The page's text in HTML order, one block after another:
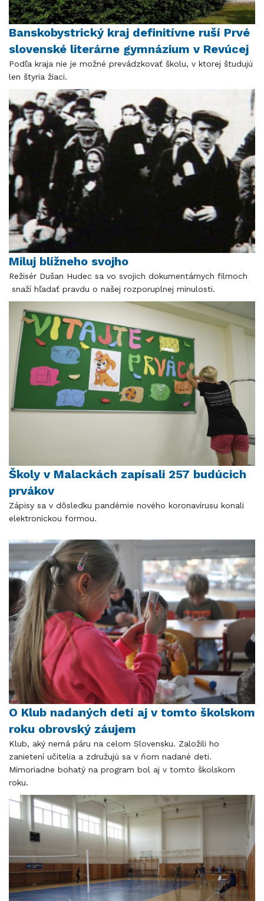
Banskobystrický kraj definitívne ruší Prvé
slovenské literárne gymnázium v Revúcej
Podľa kraja nie je možné prevádzkovať školu, v ktorej študujú
len štyria žiaci.
Miluj blížneho svojho
Režisér Dušan Hudec sa vo svojich dokumentárnych filmoch
snaží hľadať pravdu o našej rozporuplnej minulosti.
Školy v Malackách zapísali 257 budúcich
prvákov
Zápisy sa v dôsledku pandémie nového koronavírusu konali
elektronickou formou.
O Klub nadaných detí aj v tomto školskom
roku obrovský záujem
Klub, aký nemá páru na celom Slovensku. Založili ho
zanietení učitelia a združujú sa v ňom nadané deti.
Mimoriadne bohatý na program bol aj v tomto školskom
roku.